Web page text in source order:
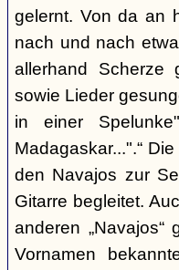
gelernt. Von da an
nach und nach
allerhand Scherze
sowie Lieder
in einer
Madagaskar...".“
den Navajos zur
Gitarre begleitet.
anderen
Vornamen